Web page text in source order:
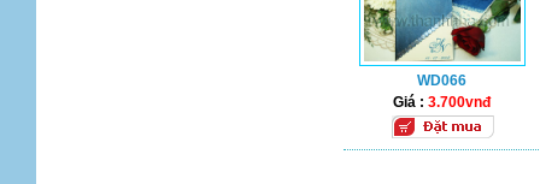
WD066
Giá :3.700vnđ